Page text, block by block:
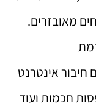
מאובזרים.
חיבור אינטרנט
חכמות ועוד